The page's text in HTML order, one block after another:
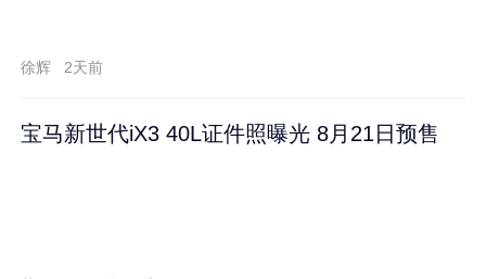
徐辉 2天前
宝马新世代iX3 40L证件照曝光 8月21日预售